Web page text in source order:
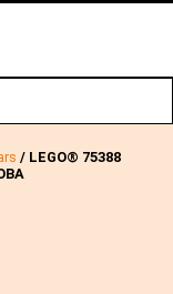
/ LEGO® 75388